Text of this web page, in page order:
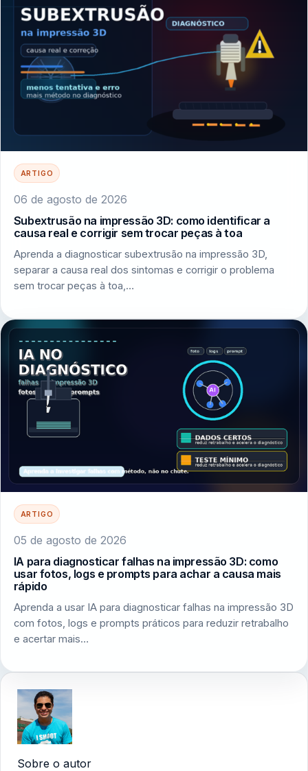
ARTIGO
06 de agosto de 2026
Subextrusão na impressão 3D: como identificar a
causa real e corrigir sem trocar peças à toa
Aprenda a diagnosticar subextrusão na impressão 3D,
separar a causa real dos sintomas e corrigir o problema
sem trocar peças à toa,…
ARTIGO
05 de agosto de 2026
IA para diagnosticar falhas na impressão 3D: como
usar fotos, logs e prompts para achar a causa mais
rápido
Aprenda a usar IA para diagnosticar falhas na impressão 3D
com fotos, logs e prompts práticos para reduzir retrabalho
e acertar mais…
Sobre o autor